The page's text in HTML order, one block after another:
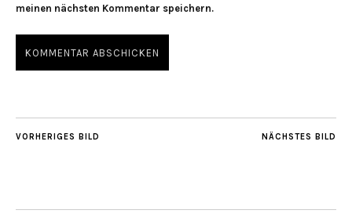
meinen nächsten Kommentar speichern.
NÄCHSTES BILD
VORHERIGES BILD